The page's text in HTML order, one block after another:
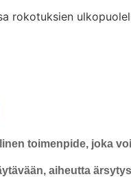
rokotuksien
toimenpide, joka
aiheutta